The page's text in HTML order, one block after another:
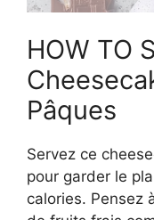
HOW TO
Pâques
Servez ce
pour garder le
calories. Pensez